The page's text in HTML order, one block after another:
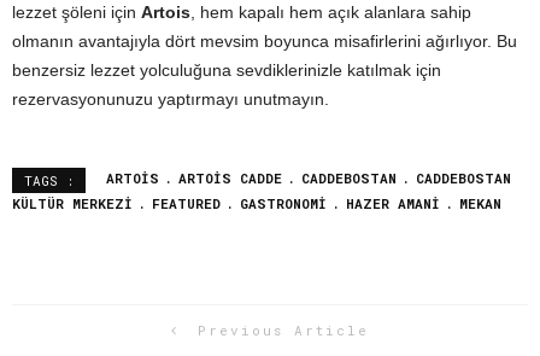
lezzet şöleni için Artois , hem kapalı hem açık alanlara sahip
olmanın avantajıyla dört mevsim boyunca misafirlerini ağırlıyor. Bu
benzersiz lezzet yolculuğuna sevdiklerinizle katılmak için
rezervasyonunuzu yaptırmayı unutmayın.
TAGS : ARTOIS ARTOIS CADDE CADDEBOSTAN
CADDEBOSTAN
KÜLTÜR MERKEZI
FEATURED GASTRONOMI HAZER AMANI MEKAN
Previous Article